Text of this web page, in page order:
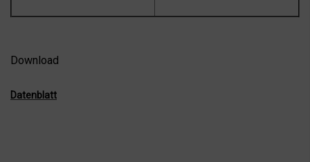
Download
Datenblatt